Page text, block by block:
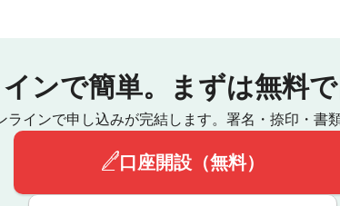
ンで簡単。 まずは無料
ラインで申し込みが完結します。 署名・捺印・書
口座開設（無料）